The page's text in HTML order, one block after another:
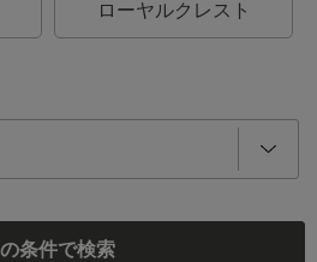
ローヤルクレスト
条件で検索